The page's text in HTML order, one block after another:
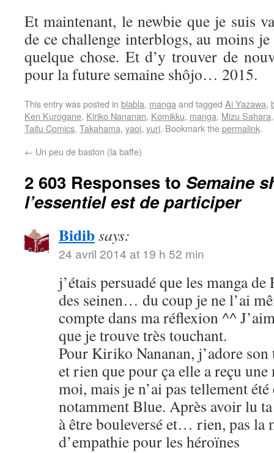
Et maintenant, le newbie que je suis
de ce challenge interblogs, au moins
quelque chose. Et d’y trouver de
pour la future semaine shôjo… 2015.
This entry was posted in blabla, mangaand tagged Ai Yazawa,
Ken Kurogane, Kiriko Nananan, Komikku, manga, Mizu Sahara
Taifu Comics, Takahama, yaoi, yuri. Bookmark thepermalink.
← Un peu de baston (la baffe)
2 603 Responses to Semaine
l’essentiel est de participer
Bidibsays:
24 avril 2014 at 19 h 52 min
j’étais persuadé que les manga
des seinen… du coup je ne l’ai
compte dans ma réflexion ^^
que je trouve très touchant.
Pour Kiriko Nananan, j’adore
et rien que pour ça elle a reçu
moi, mais je n’ai pas tellement
notamment Blue. Après avoir lu
à être bouleversé et… rien, pas la
d’empathie pour les héroïnes